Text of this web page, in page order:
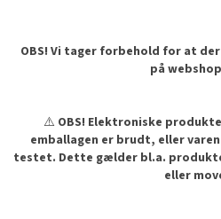
OBS! Vi tager forbehold for at
på
⚠️ OBS! Elektroniske
emballagen er brudt, eller
testet. Dette gælder bl.a.
eller